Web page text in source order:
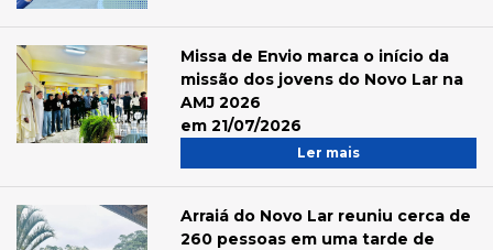
Missa de Envio marca o início da
missão dos jovens do Novo Lar na
AMJ 2026
em 21/07/2026
Ler mais
Arraiá do Novo Lar reuniu cerca de
260 pessoas em uma tarde de